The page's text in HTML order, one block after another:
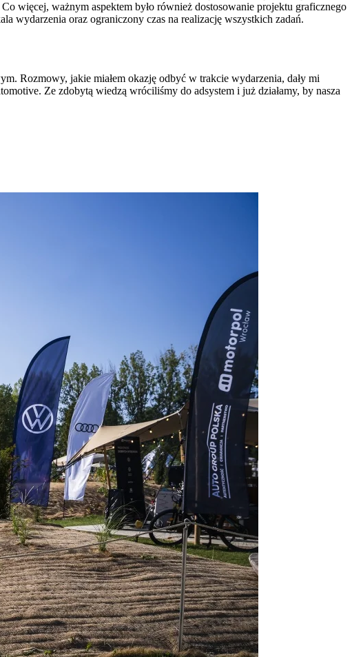
więcej, ważnym aspektem było również dostosowanie projektu graficznego
wydarzenia oraz ograniczony czas na realizację wszystkich zadań.
Rozmowy, jakie miałem okazję odbyć w trakcie wydarzenia, dały mi
Ze zdobytą wiedzą wróciliśmy do adsystem i już działamy, by nasza